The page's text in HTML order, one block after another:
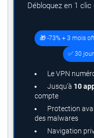
Débloquez en 1
🎁 -73% + 3 mois
✅ 30
Le VPN
Jusqu’à 10
compte
Protection
des malwares
Navigation